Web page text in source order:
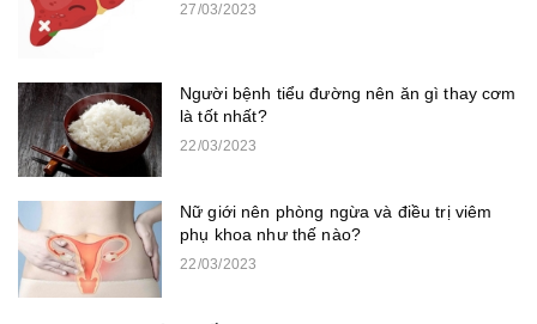
27/03/2023
Người bệnh tiểu đường nên ăn gì thay cơm
là tốt nhất?
22/03/2023
Nữ giới nên phòng ngừa và điều trị viêm
phụ khoa như thế nào?
22/03/2023